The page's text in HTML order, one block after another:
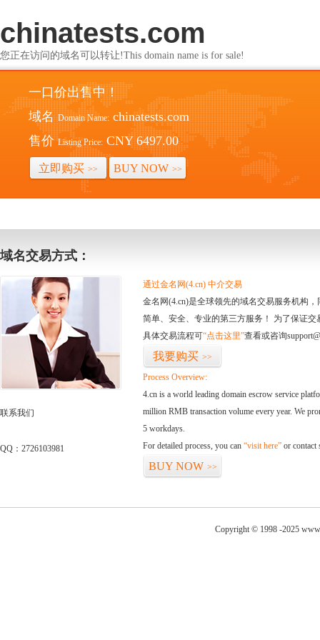
chinatests.com
您正在访问的域名可以转让!This domain name is for sale!
一口价出售中！
域名 Domain Name: chinatests.com
售价 Listing Price: CNY 6497.00
立即购买 >> BUY NOW >>
域名交易方式：
联系我们
QQ：2726103981
通过金名网(4.cn) 中介交易
金名网(4.cn)是全球领先的域名交易服务机构
简单、安全、专业的第三方服务！ 为了保证
具体交易流程可“点击这里”查看或咨询
我要购买 >>
Process Overview:
4.cn is a world leading domain escrow service
million RMB transaction volume every year. We
5 workdays.
For detailed process, you can “visit here” or contact
BUY NOW >>
Copyright © 1998 -2025